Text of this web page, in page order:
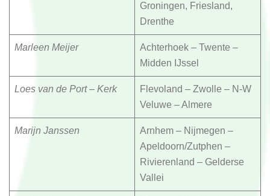
Groningen, Friesland,
Drenthe
Marleen Meijer
Achterhoek – Twente –
Midden IJssel
Loes van de Port – Kerk
Flevoland – Zwolle – N-W
Veluwe – Almere
Marijn Janssen
Arnhem – Nijmegen –
Apeldoorn/Zutphen –
Rivierenland – Gelderse
Vallei